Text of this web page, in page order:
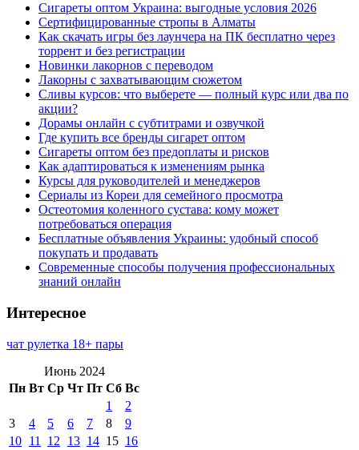
Сигареты оптом Украина: выгодные условия 2026
Сертифицированные стропы в Алматы
Как скачать игры без лаунчера на ПК бесплатно через
торрент и без регистрации
Новинки лакорнов с переводом
Лакорны с захватывающим сюжетом
Сливы курсов: что выберете — полный курс или два по
акции?
Дорамы онлайн с субтитрами и озвучкой
Где купить все бренды сигарет оптом
Сигареты оптом без предоплаты и рисков
Как адаптироваться к изменениям рынка
Курсы для руководителей и менеджеров
Сериалы из Кореи для семейного просмотра
Остеотомия коленного сустава: кому может
потребоваться операция
Бесплатные объявления Украины: удобный способ
покупать и продавать
Современные способы получения профессиональных
знаний онлайн
Интересное
чат рулетка 18+ пары
Июнь 2024
Пн Вт Ср Чт Пт Сб Вс
1
2
3
4 5 6 7 8
9
10 11 12 13 14 15 16